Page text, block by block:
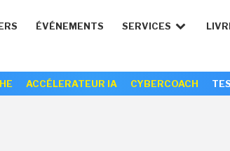
ÉVÉNEMENTS SERVICES
ACCÉLERATEUR IA CYBERCOACH